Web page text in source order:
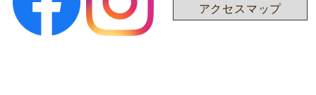
アクセスマップ